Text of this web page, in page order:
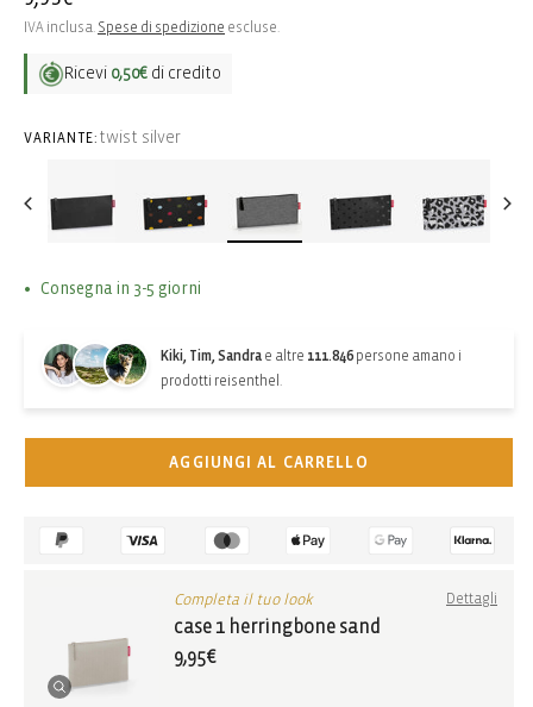
di
listino
IVA inclusa. Spese di spedizione escluse.
Ricevi 0,50€ di credito
VARIANTE: twist silver
Consegna in 3-5 giorni
Kiki, Tim, Sandra e altre 111.846 persone amano i
prodotti reisenthel.
AGGIUNGI AL CARRELLO
Completa il tuo look Dettagli
case 1 herringbone sand
9,95€